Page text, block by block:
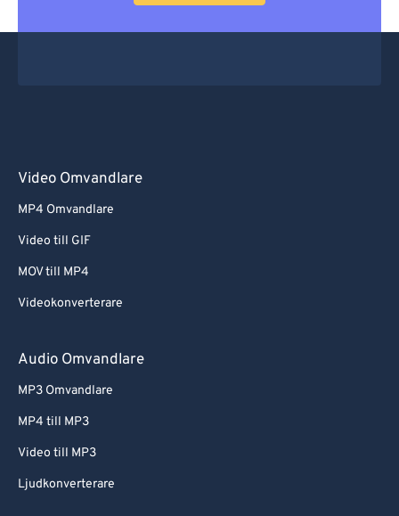
Video Omvandlare
MP4 Omvandlare
Video till GIF
MOV till MP4
Videokonverterare
Audio Omvandlare
MP3 Omvandlare
MP4 till MP3
Video till MP3
Ljudkonverterare